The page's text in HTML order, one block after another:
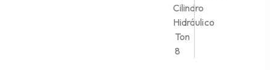
Cilindro
Hidráulico
Ton
8